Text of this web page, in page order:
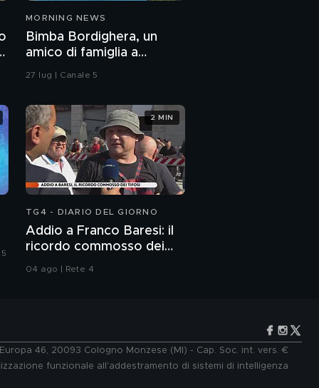
MORNING NEWS
Bimba Bordighera, un
amico di famiglia a
"Dentro la notizia"
27 lug | Canale 5
TG4 - DIARIO DEL GIORNO
Addio a Franco Baresi: il
ricordo commosso dei
04 ago | Rete 4
2 MIN
46, 20093 Cologno Monzese (MI) - Cap. Soc. int. vers. €
funzionale all'addestramento di sistemi di intelligenza